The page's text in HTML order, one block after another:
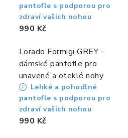
pantofle s podporou pro
zdraví vašich nohou
990 Kč
Lorado Formigi GREY -
dámské pantofle pro
unavené a oteklé nohy
Lehké a pohodlné
pantofle s podporou pro
zdraví vašich nohou
990 Kč